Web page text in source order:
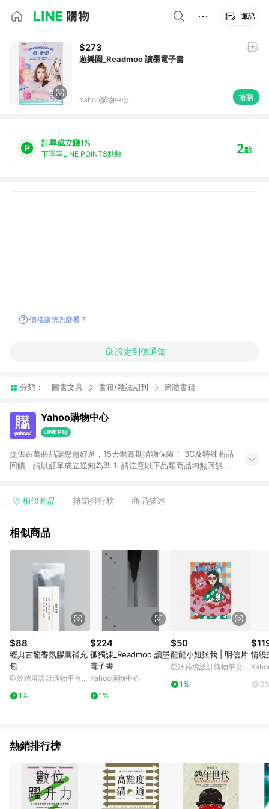
筆記
$273
遊樂園_Readmoo 讀墨電子書
Yahoo購物中心 搶購
訂單成立賺1%
下單享LINE POINTS點數 2點
價格趨勢怎麼看？
設定到價通知
分類： 圖書文具 書籍/雜誌期刊 簡體書籍
Yahoo購物中心
提供百萬商品讓您超好逛，15天鑑賞期購物保障！ 3C及特殊商品
回饋，請以訂單成立通知為準 1. 請注意以下品類商品均無回饋：
電玩/遊戲/相機/單眼/鏡頭/拍立得 [2024/6/1起適用] -內接硬
的購回饋活動享Yahoo超贈點回饋者 - 購物中心商店之商品：商
3. 訂單回饋金額將扣除運費/購物金/超贈點/福利金/紅利折抵/折
價券等虛擬貨幣折抵 4. 大宗採購或批發轉賣不具回饋資格： 如
有相關事證認定您為大宗採購、批發轉賣而非最終消費使用者，
相關認定以Yahoo購物中心之認定為準
相似商品 熱銷排行榜 商品描述
相似商品
$88
經典古龍香氛膠囊補充
包
亞洲跨境設計購物平台
1%
$224
孤獨課_Readmoo 讀墨
電子書
Yahoo購物中心
1%
$50
龍龍小姐與我 | 明信片
亞洲跨境設計購物平台
1%
情繞
熱銷排行榜